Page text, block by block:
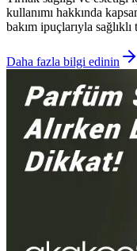
kullanımı hakkında
bakım ipuçlarıyla sağlıklı
Daha fazla bilgi edinin